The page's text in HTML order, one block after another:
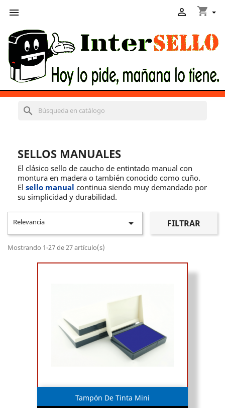
 shopping_cart

search
SELLOS MANUALES
El clásico sello de caucho de entintado manual con
montura en madera o también conocido como cuño.
El sello manual continua siendo muy demandado por
su simplicidad y durabilidad.
Relevancia  FILTRAR
Mostrando 1-27 de 27 artículo(s)
Tampón De Tinta Mini